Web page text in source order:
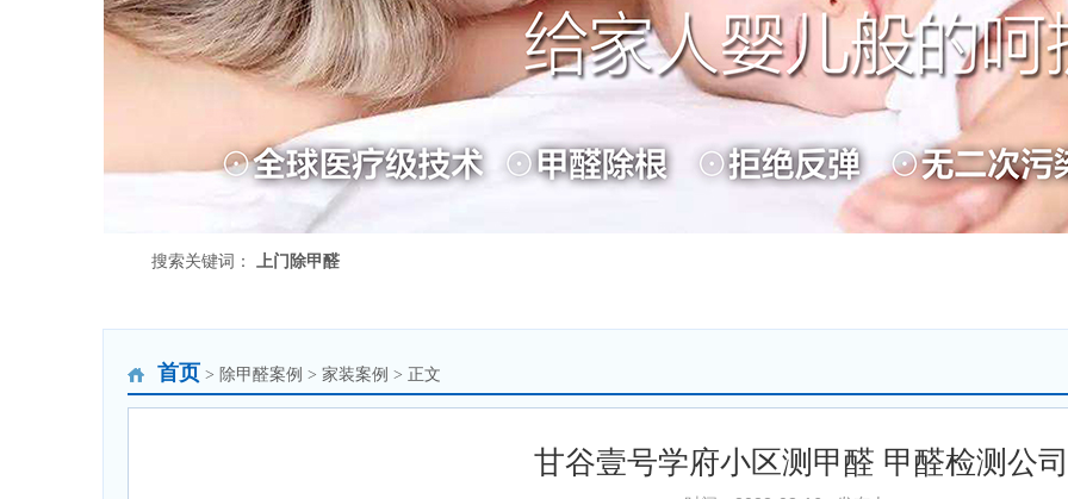
搜索关键词： 上门除甲醛
首页 > 除甲醛案例 > 家装案例 > 正文
甘谷壹号学府小区测甲醛 甲醛检测公司